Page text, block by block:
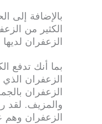
بالإضافة إلى
الكثير من
الزعفران
بما أنك تدفع
الزعفران
الزعفران
والمزيف. لقد
الزعفران